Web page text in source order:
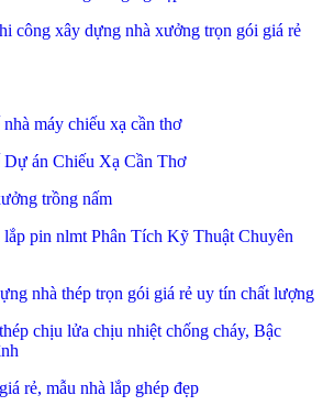
công xây dựng nhà xưởng trọn gói giá rẻ
án Chiếu Xạ Cần Thơ
lắp pin nlmt Phân Tích Kỹ Thuật Chuyên
chịu lửa chịu nhiệt chống cháy, Bậc